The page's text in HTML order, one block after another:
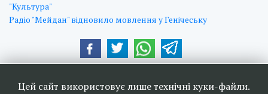
"Культура"
Радіо "Мейдан" відновило мовлення у Генічеську
Цей сайт використовує лише технічні куки-файли.